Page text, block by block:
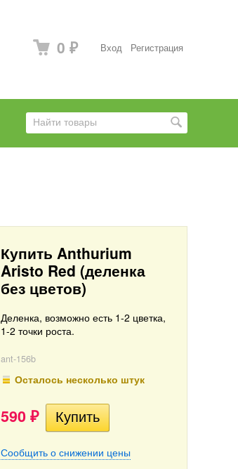
Вход Регистрация
0 ₽
Купить Anthurium
Aristo Red (деленка
без цветов)
Деленка, возможно есть 1-2 цветка,
1-2 точки роста.
ant-156b
Осталось несколько штук
590 ₽
Сообщить о снижении цены